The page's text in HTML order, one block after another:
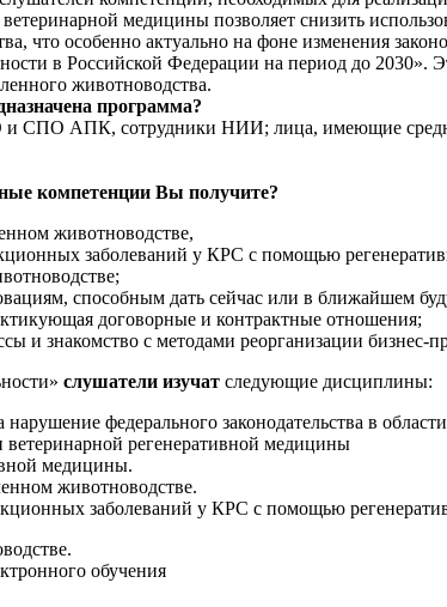
медицины позволяет снизить
особенно актуально на фоне изменения
в Российской Федерации на период до 2030».
животноводства.
программа?
СПО АПК, сотрудники НИИ; лица, имеющие
компетенции Вы получите?
животноводстве,
заболеваний у КРС с помощью
способным дать сейчас или в ближайшем
договорные и контрактные отношения;
и знакомство с методами реорганизации бизнес-
слушатели изучат следующие дисциплины:
федерального законодательства в
ветеринарной регенеративной медицины
медицины.
животноводстве.
заболеваний у КРС с помощью
обучения